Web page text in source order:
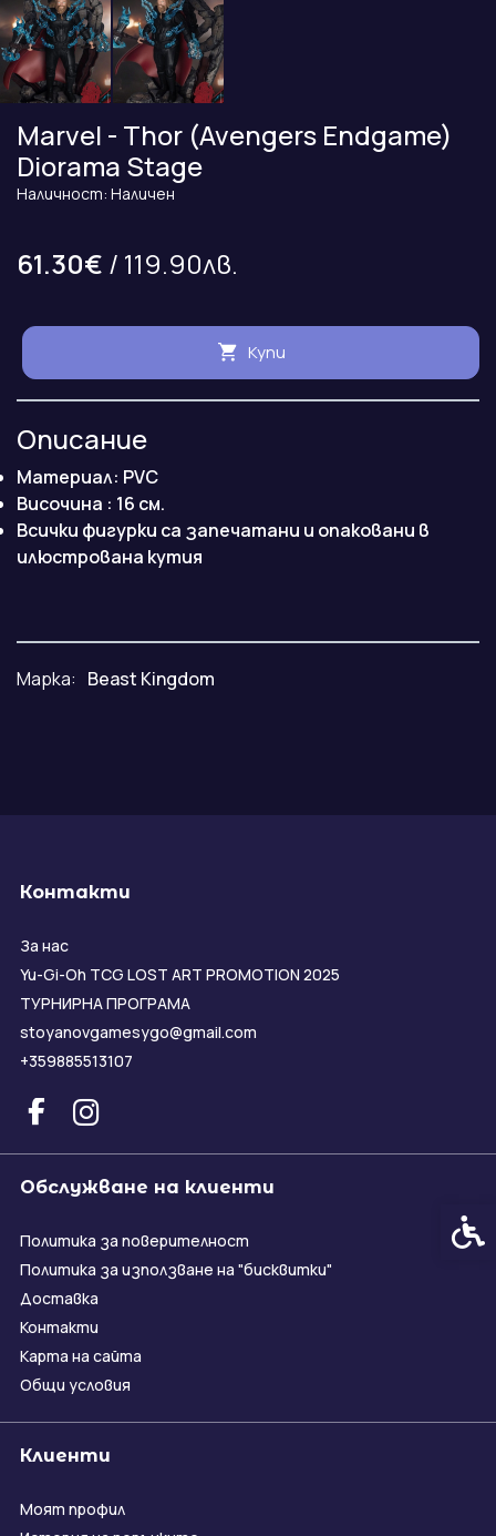
Marvel - Thor (Avengers Endgame)
Diorama Stage
Наличност: Наличен
61.30€ / 119.90лв.
Купи
Описание
Материал: PVC
Височина : 16 см.
Всички фигурки са запечатани и опаковани в
илюстрована кутия
Марка: Beast Kingdom
Контакти
За нас
Yu-Gi-Oh TCG LOST ART PROMOTION 2025
ТУРНИРНА ПРОГРАМА
stoyanovgamesygo@gmail.com
+359885513107
Обслужване на клиенти
Политика за поверителност
Политика за използване на "бисквитки"
Доставка
Контакти
Карта на сайта
Общи условия
Клиенти
Моят профил